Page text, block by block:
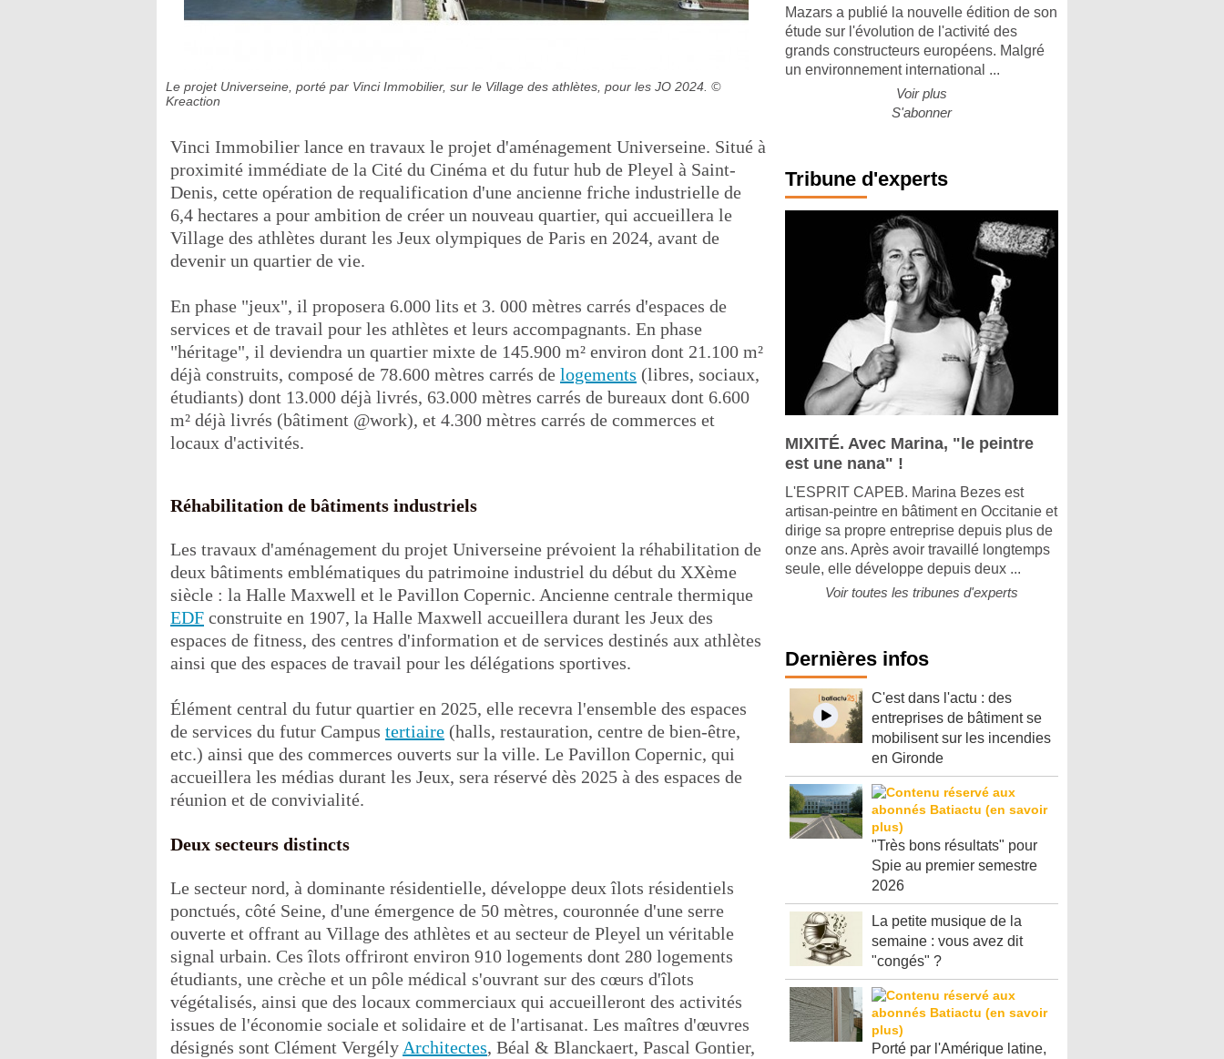
Le projet Universeine, porté par Vinci Immobilier, sur le Village des athlètes, pour les JO 2024. ©
Kreaction
Vinci Immobilier lance en travaux le projet d'aménagement Universeine. Situé à
proximité immédiate de la Cité du Cinéma et du futur hub de Pleyel à Saint-
Denis, cette opération de requalification d'une ancienne friche industrielle de
6,4 hectares a pour ambition de créer un nouveau quartier, qui accueillera le
Village des athlètes durant les Jeux olympiques de Paris en 2024, avant de
devenir un quartier de vie.
En phase "jeux", il proposera 6.000 lits et 3. 000 mètres carrés d'espaces de
services et de travail pour les athlètes et leurs accompagnants. En phase
"héritage", il deviendra un quartier mixte de 145.900 m² environ dont 21.100 m²
déjà construits, composé de 78.600 mètres carrés de logements (libres, sociaux,
étudiants) dont 13.000 déjà livrés, 63.000 mètres carrés de bureaux dont 6.600
m² déjà livrés (bâtiment @work), et 4.300 mètres carrés de commerces et
locaux d'activités.
Réhabilitation de bâtiments industriels
Les travaux d'aménagement du projet Universeine prévoient la réhabilitation de
deux bâtiments emblématiques du patrimoine industriel du début du XXème
siècle : la Halle Maxwell et le Pavillon Copernic. Ancienne centrale thermique
EDF construite en 1907, la Halle Maxwell accueillera durant les Jeux des
espaces de fitness, des centres d'information et de services destinés aux athlètes
ainsi que des espaces de travail pour les délégations sportives.
Élément central du futur quartier en 2025, elle recevra l'ensemble des espaces
de services du futur Campus tertiaire (halls, restauration, centre de bien-être,
etc.) ainsi que des commerces ouverts sur la ville. Le Pavillon Copernic, qui
accueillera les médias durant les Jeux, sera réservé dès 2025 à des espaces de
réunion et de convivialité.
Deux secteurs distincts
Le secteur nord, à dominante résidentielle, développe deux îlots résidentiels
ponctués, côté Seine, d'une émergence de 50 mètres, couronnée d'une serre
ouverte et offrant au Village des athlètes et au secteur de Pleyel un véritable
signal urbain. Ces îlots offriront environ 910 logements dont 280 logements
étudiants, une crèche et un pôle médical s'ouvrant sur des cœurs d'îlots
végétalisés, ainsi que des locaux commerciaux qui accueilleront des activités
issues de l'économie sociale et solidaire et de l'artisanat. Les maîtres d'œuvres
désignés sont Clément Vergély Architectes, Béal & Blanckaert, Pascal Gontier,
Mazars a publié la nouvelle édition de son
étude sur l'évolution de l'activité des
grands constructeurs européens. Malgré
un environnement international ...
Voir plus
S'abonner
Tribune d'experts
MIXITÉ. Avec Marina, "le peintre
est une nana" !
L'ESPRIT CAPEB. Marina Bezes est
artisan-peintre en bâtiment en Occitanie et
dirige sa propre entreprise depuis plus de
onze ans. Après avoir travaillé longtemps
seule, elle développe depuis deux ...
Voir toutes les tribunes d'experts
Dernières infos
C'est dans l'actu : des
entreprises de bâtiment se
mobilisent sur les incendies
en Gironde
"Très bons résultats" pour
Spie au premier semestre
2026
La petite musique de la
semaine : vous avez dit
"congés" ?
Porté par l'Amérique latine,